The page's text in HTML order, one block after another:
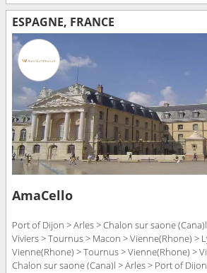
ESPAGNE, FRANCE
AmaCello
Port of Dijon > Arles > Chalon sur saone
Viviers > Tournus > Macon > Vienne(Rhone) >
Vienne(Rhone) > Tournus > Vienne(Rhone) >
Chalon sur saone (Cana)l > Arles > Port of